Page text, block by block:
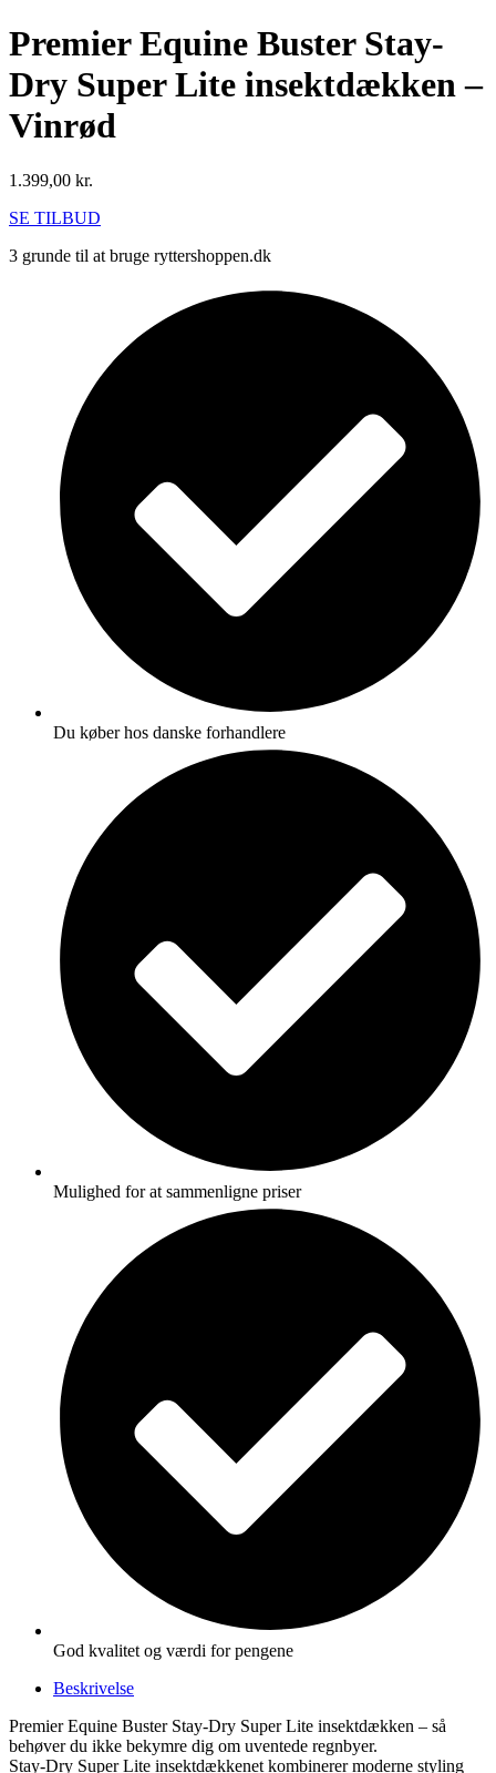
Premier Equine Buster Stay-
Dry Super Lite insektdækken –
Vinrød
1.399,00 kr.
SE TILBUD
3 grunde til at bruge ryttershoppen.dk
Du køber hos danske forhandlere
Mulighed for at sammenligne priser
God kvalitet og værdi for pengene
Beskrivelse
Premier Equine Buster Stay-Dry Super Lite insektdækken – så
behøver du ikke bekymre dig om uventede regnbyer.
Stay-Dry Super Lite insektdækkenet kombinerer moderne styling